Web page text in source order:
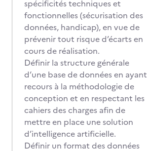
spécificités techniques et
fonctionnelles (sécurisation des
données, handicap), en vue de
prévenir tout risque d’écarts en
cours de réalisation.
Définir la structure générale
d’une base de données en ayant
recours à la méthodologie de
conception et en respectant les
cahiers des charges afin de
mettre en place une solution
d’intelligence artificielle.
Définir un format des données